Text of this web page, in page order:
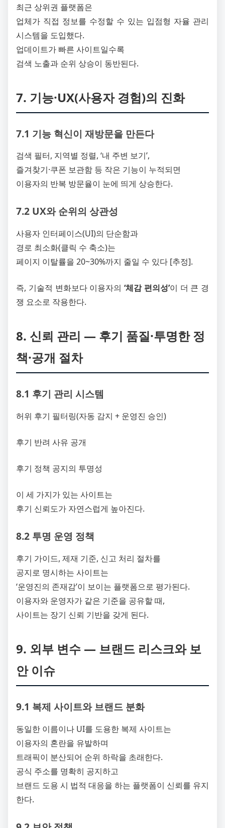
최근 상위권 플랫폼은
업체가 직접 정보를 수정할 수 있는 입점형 자율 관리
시스템을 도입했다.
업데이트가 빠른 사이트일수록
검색 노출과 순위 상승이 동반된다.
7. 기능·UX(사용자 경험)의 진화
7.1 기능 혁신이 재방문을 만든다
검색 필터, 지역별 정렬, ‘내 주변 보기’,
즐겨찾기·쿠폰 보관함 등 작은 기능이 누적되면
이용자의 반복 방문율이 눈에 띄게 상승한다.
7.2 UX와 순위의 상관성
사용자 인터페이스(UI)의 단순함과
경로 최소화(클릭 수 축소)는
페이지 이탈률을 20~30%까지 줄일 수 있다 [추정].
즉, 기술적 변화보다 이용자의 ‘체감 편의성’이 더 큰 경
쟁 요소로 작용한다.
8. 신뢰 관리 ― 후기 품질·투명한 정
책·공개 절차
8.1 후기 관리 시스템
허위 후기 필터링(자동 감지 + 운영진 승인)
후기 반려 사유 공개
후기 정책 공지의 투명성
이 세 가지가 있는 사이트는
후기 신뢰도가 자연스럽게 높아진다.
8.2 투명 운영 정책
후기 가이드, 제재 기준, 신고 처리 절차를
공지로 명시하는 사이트는
‘운영진의 존재감’이 보이는 플랫폼으로 평가된다.
이용자와 운영자가 같은 기준을 공유할 때,
사이트는 장기 신뢰 기반을 갖게 된다.
9. 외부 변수 ― 브랜드 리스크와 보
안 이슈
9.1 복제 사이트와 브랜드 분화
동일한 이름이나 UI를 도용한 복제 사이트는
이용자의 혼란을 유발하며
트래픽이 분산되어 순위 하락을 초래한다.
공식 주소를 명확히 공지하고
브랜드 도용 시 법적 대응을 하는 플랫폼이 신뢰를 유지
한다.